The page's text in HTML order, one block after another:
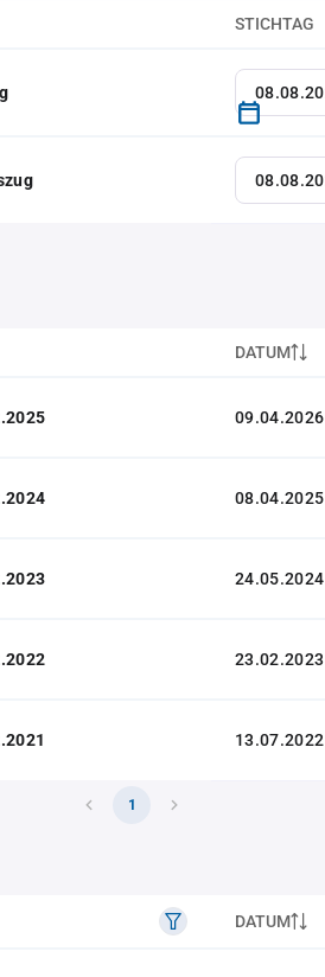
STICHTAG
DATUM
09.04.2026
08.04.2025
24.05.2024
23.02.2023
13.07.2022
1
DATUM